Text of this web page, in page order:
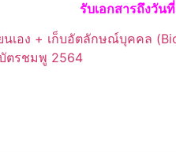
รับเอกสารถึงวันที่